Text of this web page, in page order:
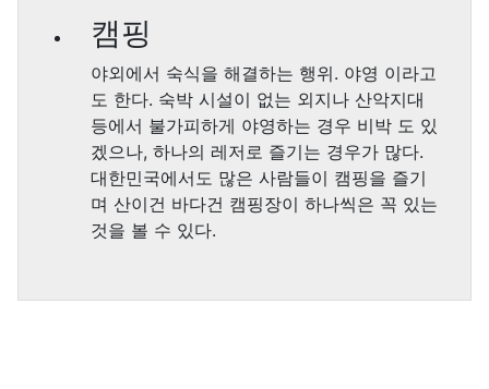
캠핑
야외에서 숙식을 해결하는 행위. 야영 이라고
도 한다. 숙박 시설이 없는 외지나 산악지대
등에서 불가피하게 야영하는 경우 비박 도 있
겠으나, 하나의 레저로 즐기는 경우가 많다.
대한민국에서도 많은 사람들이 캠핑을 즐기
며 산이건 바다건 캠핑장이 하나씩은 꼭 있는
것을 볼 수 있다.